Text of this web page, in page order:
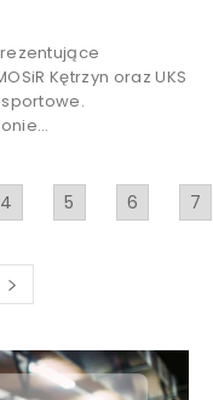
Kętrzyn oraz UKS
sportowe.
4 5 6 7